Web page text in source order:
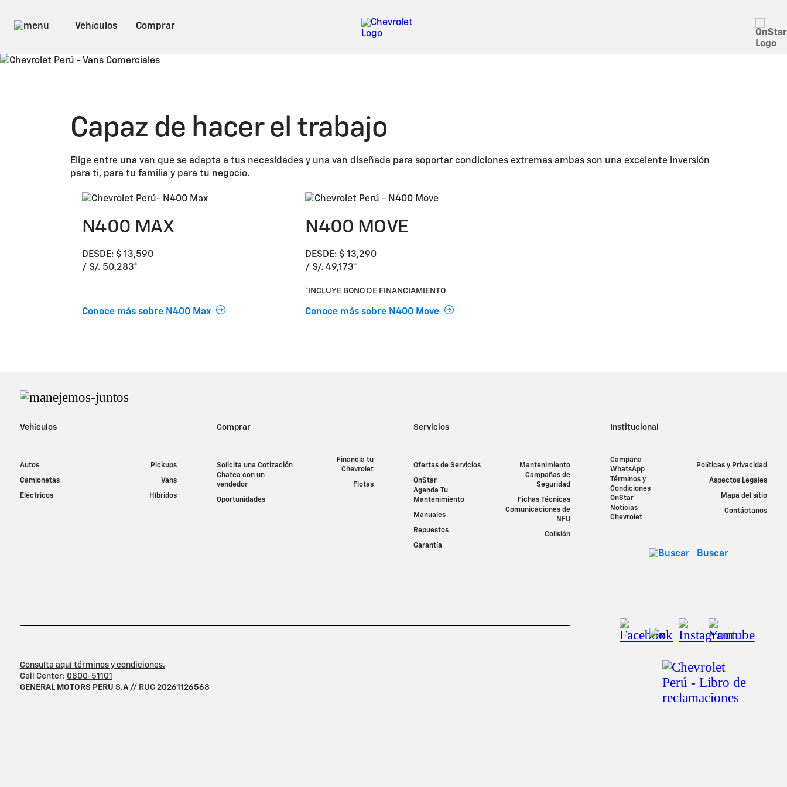
Capaz de hacer el trabajo
Elige entre una van que se adapta a tus necesidades y una van diseñada para soportar condiciones extremas ambas son una excelente inversión
para ti, para tu familia y para tu negocio.
N400 MAX
DESDE: $ 13,590
/ S/. 50,283*
Conoce más sobre N400 Max
N400 MOVE
DESDE: $ 13,290
/ S/. 49,173*
*INCLUYE BONO DE FINANCIAMIENTO
Conoce más sobre N400 Move